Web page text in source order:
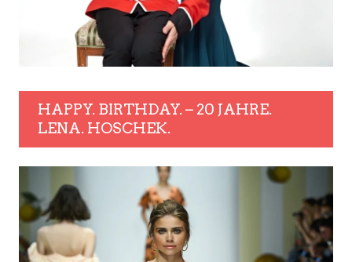
HAPPY. BIRTHDAY. – 20 JAHRE.
LENA. HOSCHEK.